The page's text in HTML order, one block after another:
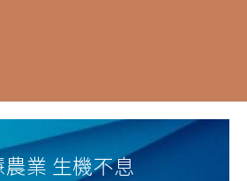
業 生機不息